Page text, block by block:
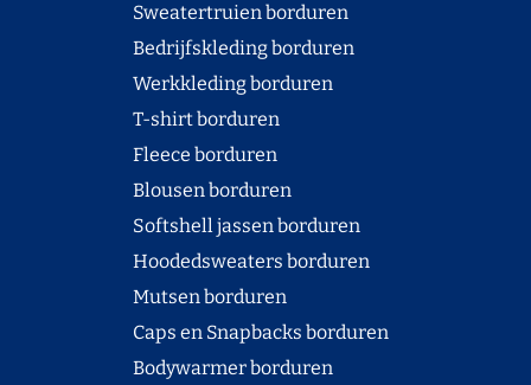
Sweatertruien borduren
Bedrijfskleding borduren
Werkkleding borduren
T-shirt borduren
Fleece borduren
Blousen borduren
Softshell jassen borduren
Hoodedsweaters borduren
Mutsen borduren
Caps en Snapbacks borduren
Bodywarmer borduren